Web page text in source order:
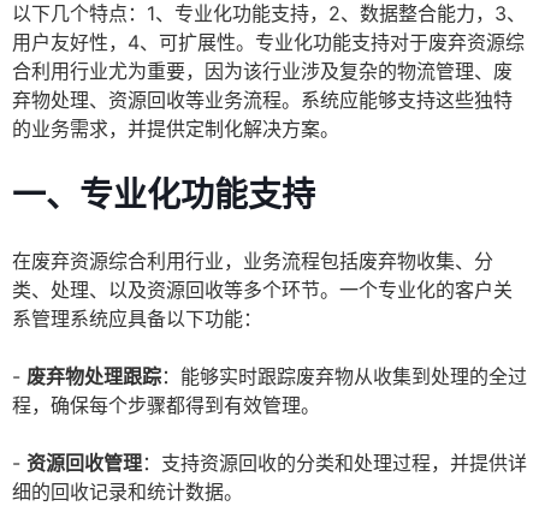
以下几个特点：1、专业化功能支持，2、数据整合能力，3、
用户友好性，4、可扩展性。专业化功能支持对于废弃资源综
合利用行业尤为重要，因为该行业涉及复杂的物流管理、废
弃物处理、资源回收等业务流程。系统应能够支持这些独特
的业务需求，并提供定制化解决方案。
一、专业化功能支持
在废弃资源综合利用行业，业务流程包括废弃物收集、分
类、处理、以及资源回收等多个环节。一个专业化的客户关
系管理系统应具备以下功能：
- 废弃物处理跟踪：能够实时跟踪废弃物从收集到处理的全过
程，确保每个步骤都得到有效管理。
- 资源回收管理：支持资源回收的分类和处理过程，并提供详
细的回收记录和统计数据。